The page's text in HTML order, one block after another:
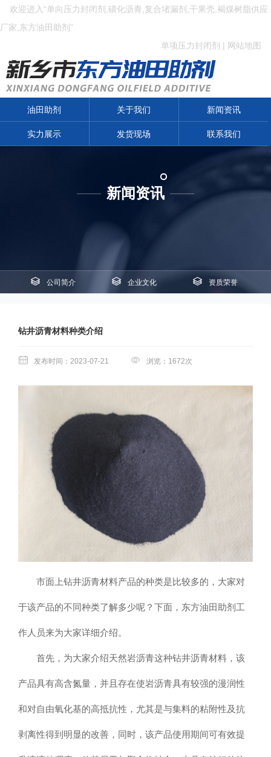
欢迎进入“单向压力封闭剂,磺化沥青,复合堵漏剂,干果壳,褐煤树脂供应
厂家,东方油田助剂”
单项压力封闭剂 | 网站地图
油田助剂 关于我们 新闻资讯
实力展示 发货现场 联系我们
—— 新闻资讯 ——
公司简介 企业文化 资质荣誉
钻井沥青材料种类介绍
发布时间：2023-07-21 浏览：1672次
市面上钻井沥青材料产品的种类是比较多的，大家对
于该产品的不同种类了解多少呢？下面，东方油田助剂工
作人员来为大家详细介绍。
首先，为大家介绍天然岩沥青这种钻井沥青材料，该
产品具有高含氮量，并且存在使岩沥青具有较强的漫润性
和对自由氧化基的高抵抗性，尤其是与集料的粘附性及抗
剥离性得到明显的改善，同时，该产品使用期间可有效提